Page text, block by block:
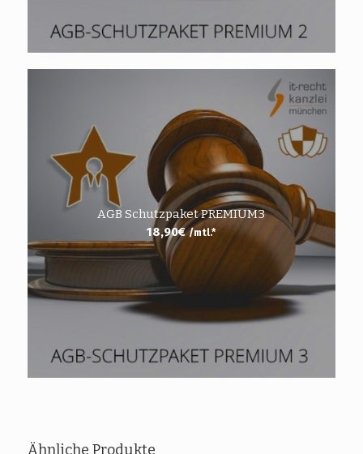
AGB Schutzpaket PREMIUM3
18,90€ /mtl.*
Ähnliche Produkte